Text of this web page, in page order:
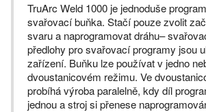
TruArc Weld 1000 je jednoduše
svařovací buňka. Stačí pouze zvolit
svaru a naprogramovat dráhu–
předlohy pro svařovací programy jsou
zařízení. Buňku lze používat v jedno
dvoustanicovém režimu. Ve
probíhá výroba paralelně, kdy díl
jednou a stroj si přenese